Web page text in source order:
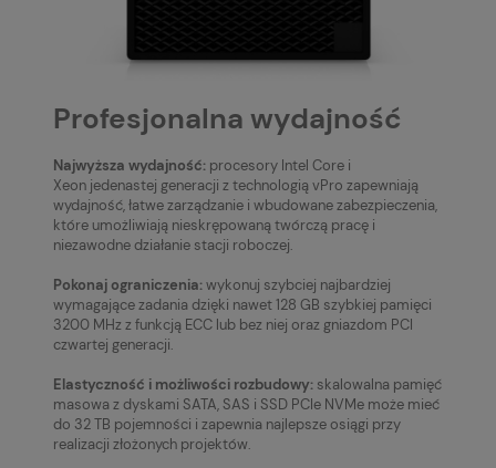
Profesjonalna wydajność
Najwyższa wydajność: procesory Intel Core i
Xeon jedenastej generacji z technologią vPro zapewniają
wydajność, łatwe zarządzanie i wbudowane zabezpieczenia,
które umożliwiają nieskrępowaną twórczą pracę i
niezawodne działanie stacji roboczej.
Pokonaj ograniczenia:wykonuj szybciej najbardziej
wymagające zadania dzięki nawet 128 GB szybkiej pamięci
3200 MHz z funkcją ECC lub bez niej oraz gniazdom PCI
czwartej generacji.
Elastyczność i możliwości rozbudowy: skalowalna pamięć
masowa z dyskami SATA, SAS i SSD PCIe NVMe może mieć
do 32 TB pojemności i zapewnia najlepsze osiągi przy
realizacji złożonych projektów.